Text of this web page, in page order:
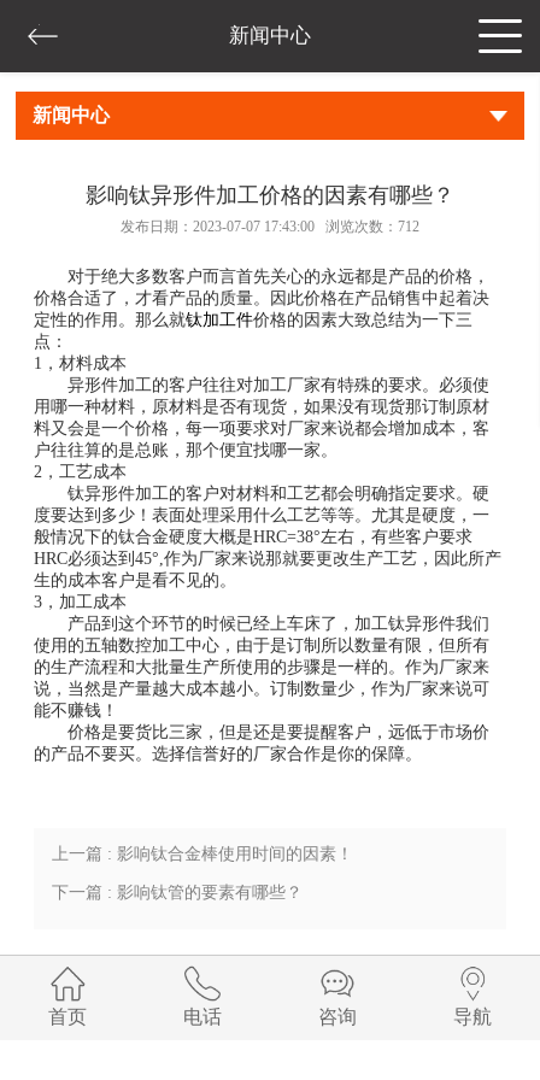
新闻中心
新闻中心
影响钛异形件加工价格的因素有哪些？
发布日期：2023-07-07 17:43:00 浏览次数： 712
对于绝大多数客户而言首先关心的永远都是产品的价格，
价格合适了，才看产品的质量。因此价格在产品销售中起着决
定性的作用。那么就钛加工件价格的因素大致总结为一下三
点：
1，材料成本
异形件加工的客户往往对加工厂家有特殊的要求。必须使
用哪一种材料，原材料是否有现货，如果没有现货那订制原材
料又会是一个价格，每一项要求对厂家来说都会增加成本，客
户往往算的是总账，那个便宜找哪一家。
2，工艺成本
钛异形件加工的客户对材料和工艺都会明确指定要求。硬
度要达到多少！表面处理采用什么工艺等等。尤其是硬度，一
般情况下的钛合金硬度大概是HRC=38°左右，有些客户要求
HRC必须达到45°,作为厂家来说那就要更改生产工艺，因此所产
生的成本客户是看不见的。
3，加工成本
产品到这个环节的时候已经上车床了，加工钛异形件我们
使用的五轴数控加工中心，由于是订制所以数量有限，但所有
的生产流程和大批量生产所使用的步骤是一样的。作为厂家来
说，当然是产量越大成本越小。订制数量少，作为厂家来说可
能不赚钱！
价格是要货比三家，但是还是要提醒客户，远低于市场价
的产品不要买。选择信誉好的厂家合作是你的保障。
上一篇 : 影响钛合金棒使用时间的因素​！
下一篇 : 影响钛管的要素有哪些？
首页 电话 咨询 导航